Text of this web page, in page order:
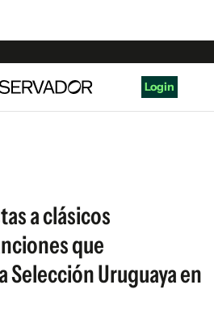
Login
a clásicos
que
Selección Uruguaya en